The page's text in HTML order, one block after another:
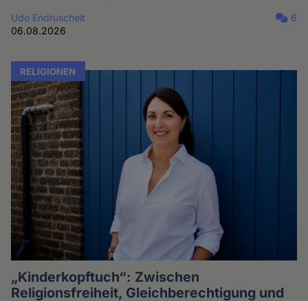
Udo Endruscheit
06.08.2026
6
RELIGIONEN
„Kinderkopftuch“: Zwischen
Religionsfreiheit, Gleichberechtigung und